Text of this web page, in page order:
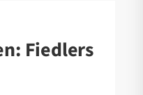
Fiedlers